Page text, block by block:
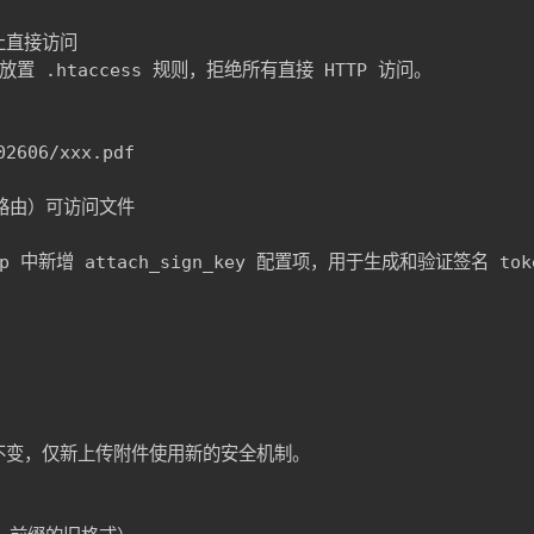
接访问
.htaccess 规则，拒绝所有直接 HTTP 访问。
xxx.pdf
）可访问文件
新增 attach_sign_key 配置项，用于生成和验证签名
，仅新上传附件使用新的安全机制。